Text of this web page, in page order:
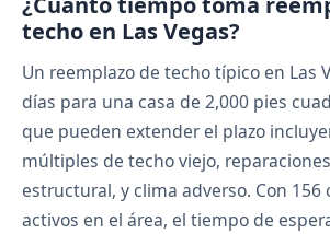
techo en Las Vegas?
Un reemplazo de techo típico en Las
días para una casa de 2,000 pies
que pueden extender el plazo
múltiples de techo viejo,
estructural, y clima adverso. Con
activos en el área, el tiempo de